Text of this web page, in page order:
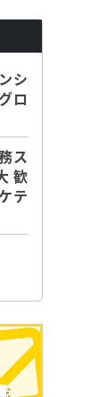
シ
ロ
ス
歓
テ